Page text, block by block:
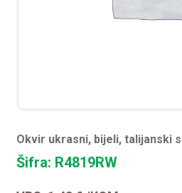
Okvir ukrasni, bijeli, talijanski
Šifra: R4819RW